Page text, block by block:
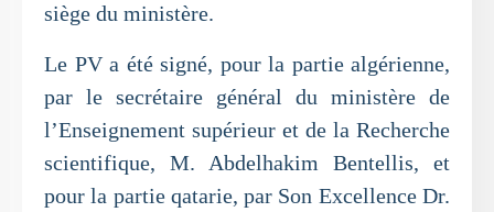
siège du ministère.
Le PV a été signé, pour la partie algérienne,
par le secrétaire général du ministère de
l’Enseignement supérieur et de la Recherche
scientifique, M. Abdelhakim Bentellis, et
pour la partie qatarie, par Son Excellence Dr.